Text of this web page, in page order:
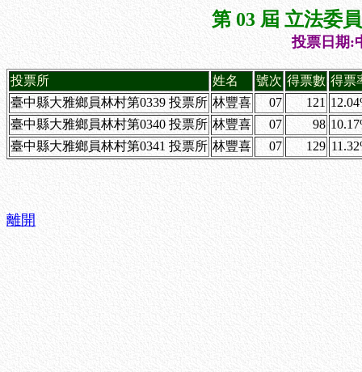
第 03 屆 立法委
投票日期:
投票所 姓名 號次 得票數 得票
臺中縣大雅鄉員林村第0339 投票所 林豐喜 07 121
臺中縣大雅鄉員林村第0340 投票所 林豐喜 07 98
臺中縣大雅鄉員林村第0341 投票所 林豐喜 07 129
離開